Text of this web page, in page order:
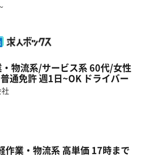
物流系/サービス系 60代/女性
通免許 週1日~OK ドライバー
業・物流系 高単価 17時まで